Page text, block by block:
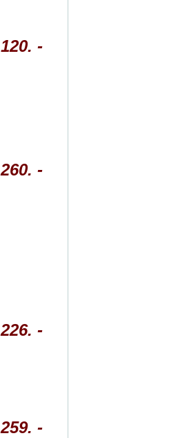
120. -
260. -
226. -
259. -